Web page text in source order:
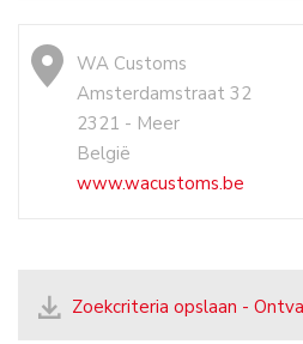
WA Customs
Amsterdamstraat 32
2321 - Meer
België
www.wacustoms.be
Zoekcriteria opslaan -